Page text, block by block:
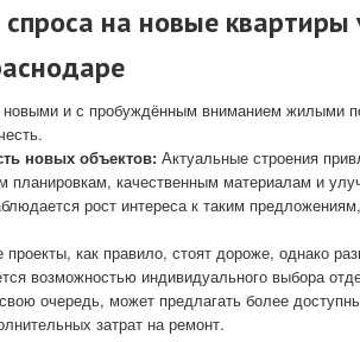
на новые квартиры
и с пробуждённым вниманием жилыми
новых объектов: Актуальные строения
планировкам, качественным материалам и
рост интереса к таким
проекты, как правило, стоят дороже, однако
возможностью индивидуального выбора
очередь, может предлагать более
затрат на ремонт.